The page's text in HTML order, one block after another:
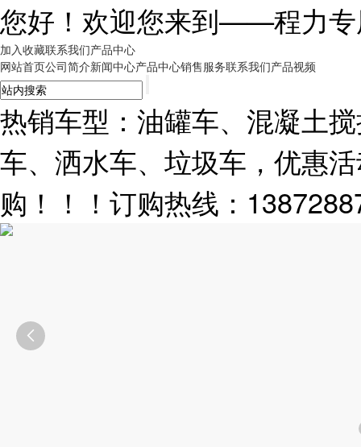
您好！欢迎您来到——程力
加入收藏联系我们产品中心
网站首页公司简介新闻中心产品中心销售服务联系我们产品视频
热销车型：油罐车、混凝土
车、洒水车、垃圾车，优惠
购！！！订购热线：
